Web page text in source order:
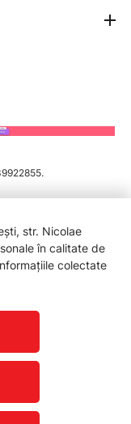
str. Nicolae
în calitate de
colectate